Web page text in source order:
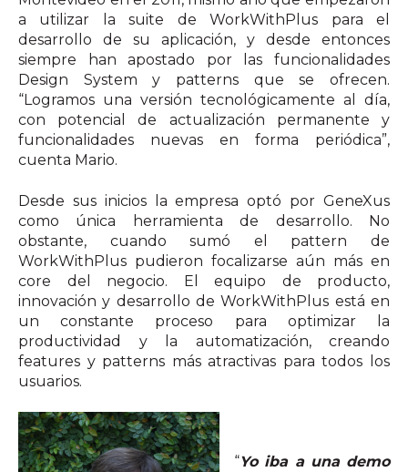
a utilizar la suite de WorkWithPlus para el
desarrollo de su aplicación, y desde entonces
siempre han apostado por las funcionalidades
Design System y patterns que se ofrecen.
“Logramos una versión tecnológicamente al día,
con potencial de actualización permanente y
funcionalidades nuevas en forma periódica”,
cuenta Mario.
Desde sus inicios la empresa optó por GeneXus
como única herramienta de desarrollo. No
obstante, cuando sumó el pattern de
WorkWithPlus pudieron focalizarse aún más en
core del negocio. El equipo de producto,
innovación y desarrollo de WorkWithPlus está en
un constante proceso para optimizar la
productividad y la automatización, creando
features y patterns más atractivas para todos los
usuarios.
“Yo iba a una demo